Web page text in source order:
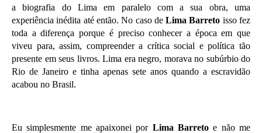
a biografia do Lima em paralelo com a sua obra, uma
experiência inédita até então. No caso deLima Barreto isso fez
toda a diferença porque é preciso conhecer a época em que
viveu para, assim, compreender a crítica social e política tão
presente em seus livros. Lima era negro, morava no subúrbio do
Rio de Janeiro e tinha apenas sete anos quando a escravidão
acabou no Brasil.
Eu simplesmente me apaixonei por Lima Barreto e não me